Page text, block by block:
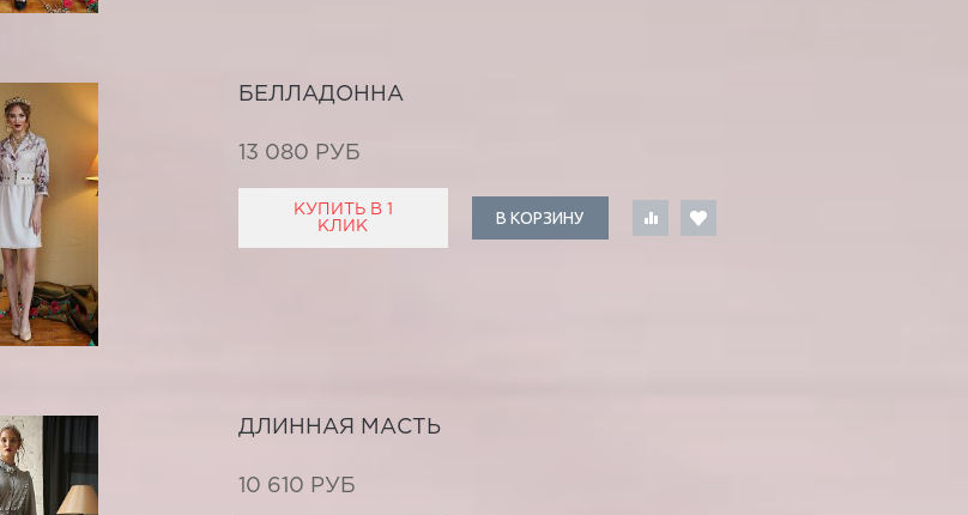
БЕЛЛАДОННА
13 080 РУБ
КУПИТЬ В 1
КЛИК
В КОРЗИНУ
ДЛИННАЯ МАСТЬ
10 610 РУБ